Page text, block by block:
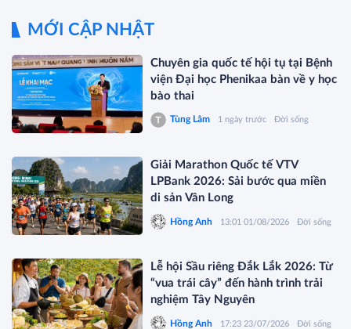
MỚI CẬP NHẬT
Chuyên gia quốc tế hội tụ tại Bệnh
viện Đại học Phenikaa bàn về y học
bào thai
Tùng Lâm 1 ngày trước Đời sống
Giải Marathon Quốc tế VTV
LPBank 2026: Sải bước qua miền
di sản Vân Long
Hồng Anh 13:01 01/08/2026 Đời sống
Lễ hội Sầu riêng Đắk Lắk 2026: Từ
“vua trái cây” đến hành trình trải
nghiệm Tây Nguyên
Hồng Anh 17:23 23/07/2026 Đời sống